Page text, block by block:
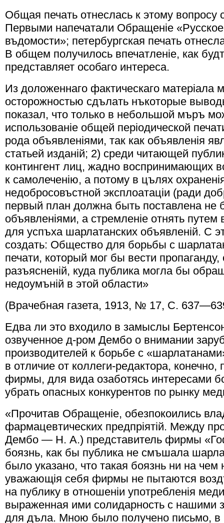
Общая печать отнеслась к этому
Первыми напечатали Обращенiе
въдомости»; петербургская печать
В общем получилось впечатленiе, как
представляет особаго интереса.
Из доложеннаго фактическаго матерiала
осторожностью сдълать нъкоторые
показал, что только в небольшой мъръ
использованiе общей перiодической
рода объявленiями, так как объявленiя
статьей изданiй; 2) среди читающей
контингент лиц, жадно воспринимающих
к самолеченiю, а потому в цълях
недобросовъстной эксплоатацiи (ради
первый план должна быть поставлена не
объявленiями, а стремленiе отнять путем
для успъха шарлатанских объявленiй. С
создать: Общество для борьбы с
печати, который мог бы вести
разъясненiй, куда публика могла бы
недоумънiй в этой области»
(Врачебная газета, 1913, № 17, С.
Едва ли это входило в замыслы
озвученное д-ром Дембо о внимании
производителей к борьбе с
в отличие от коллеги-редактора,
фирмы, для вида озаботясь интересами
убрать опасных конкурентов по рынку
«Прочитав Обращенiе, обезпокоились
фармацевтических предпрiятiй. Между
Дембо — Н. А.) представитель фирмы
боязнь, как бы публика не смъшала
было указано, что такая боязнь ни на чем
уважающiя себя фирмы не пытаются
на публику в отношенiи употребленiя
выраженная ими солидарность с нашими
для дъла. Мною было получено письмо, в